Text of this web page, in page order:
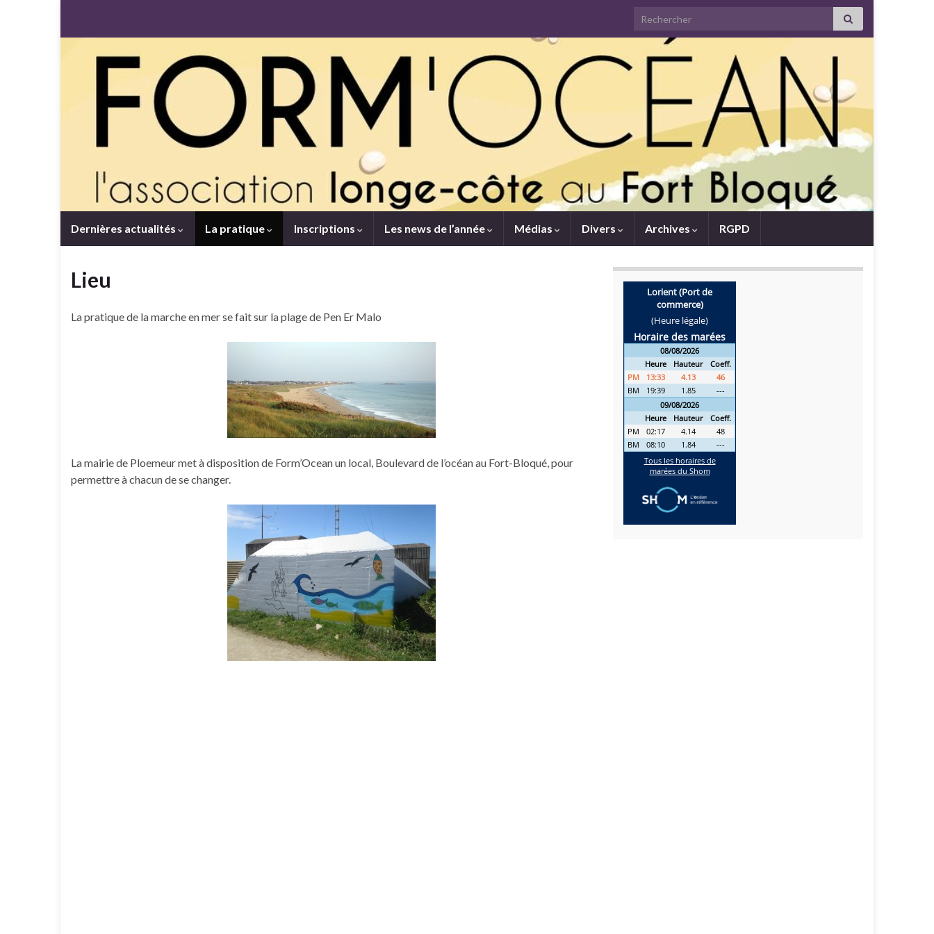
Search for:
Dernières actualités La pratique Inscriptions Les news de l’année Médias Divers Archives RGPD
Lieu
La pratique de la marche en mer se fait sur la plage de Pen Er Malo
La mairie de Ploemeur met à disposition de Form’Ocean un local, Boulevard de l’océan au Fort-Bloqué, pour
permettre à chacun de se changer.